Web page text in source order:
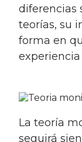
diferencias
teorías, su
forma en
la teoría monista y dualista ha sido y
seguirá